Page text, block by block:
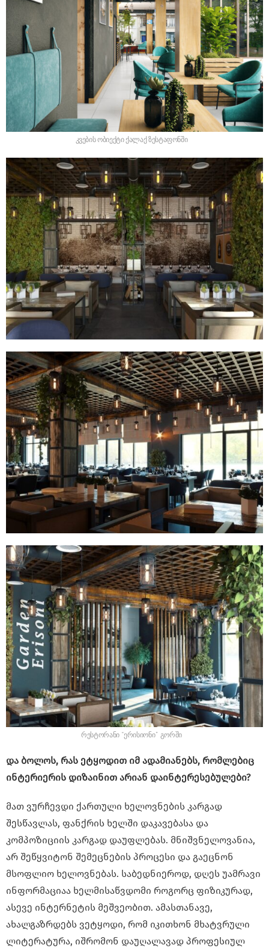
კვების ობიექტი ქალაქ ზესტაფონში
რესტორანი “ერისიონი” გორში
და ბოლოს, რას ეტყოდით იმ ადამიანებს, რომლებიც
ინტერიერის დიზაინით არიან დაინტერესებულები?
მათ ვურჩევდი ქართული ხელოვნების კარგად
შესწავლას, ფანქრის ხელში დაკავებასა და
კომპოზიციის კარგად დაუფლებას. მნიშვნელოვანია,
არ შეწყვიტონ შემეცნების პროცესი და გაეცნონ
მსოფლიო ხელოვნებას. საბედნიეროდ, დღეს უამრავი
ინფორმაციაა ხელმისაწვდომი როგორც ფიზიკურად,
ასევე ინტერნეტის მეშვეობით. ამასთანავე,
ახალგაზრდებს ვეტყოდი, რომ იკითხონ მხატვრული
ლიტერატურა, იშრომონ დაუღალავად პროფესიულ